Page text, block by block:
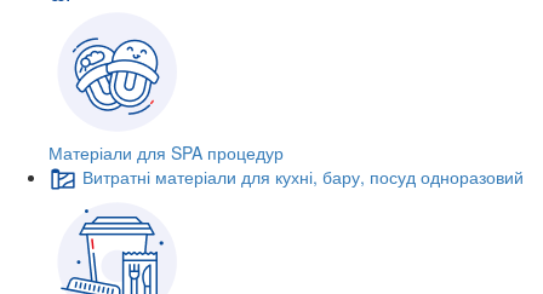
Матеріали для SPA процедур
Витратні матеріали для кухні, бару, посуд одноразовий